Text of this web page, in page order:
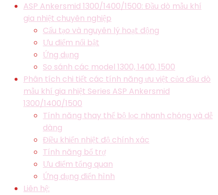
ASP Ankersmid 1300/1400/1500: Đầu dò mẫu khí
gia nhiệt chuyên nghiệp
Cấu tạo và nguyên lý hoạt động
Ưu điểm nổi bật
Ứng dụng
So sánh các model 1300, 1400, 1500
Phân tích chi tiết các tính năng ưu việt của đầu dò
mẫu khí gia nhiệt Series ASP Ankersmid
1300/1400/1500
Tính năng thay thế bộ lọc nhanh chóng và dễ
dàng
Điều khiển nhiệt độ chính xác
Tính năng bổ trợ
Ưu điểm tổng quan
Ứng dụng điển hình
Liên hệ: